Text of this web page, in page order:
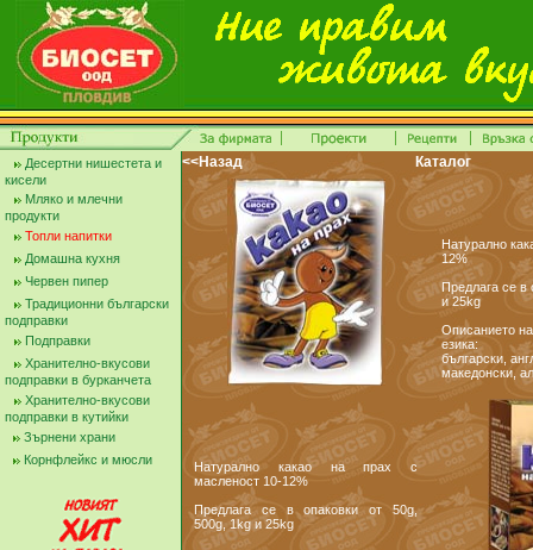
Десертни нишестета и
кисели
Мляко и млечни
продукти
Топли напитки
Домашна кухня
Червен пипер
Традиционни български
подправки
Подправки
Хранително-вкусови
подправки в бурканчета
Хранително-вкусови
подправки в кутийки
Зърнени храни
Корнфлейкс и мюсли
<<Назад Каталог
Натурално
12%
Предлага се в
и 25kg
Описанието
езика:
български,
македонски,
Натурално какао на прах с
масленост 10-12%
Предлага се в опаковки от 50g,
500g, 1kg и 25kg